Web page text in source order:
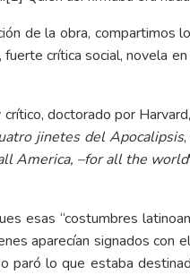
de la obra, compartimos
fuerte crítica social, novela
doctorado por
jinetes del Apocalipsis
America, –for all the world
esas “costumbres
aparecían signados
paró lo que estaba